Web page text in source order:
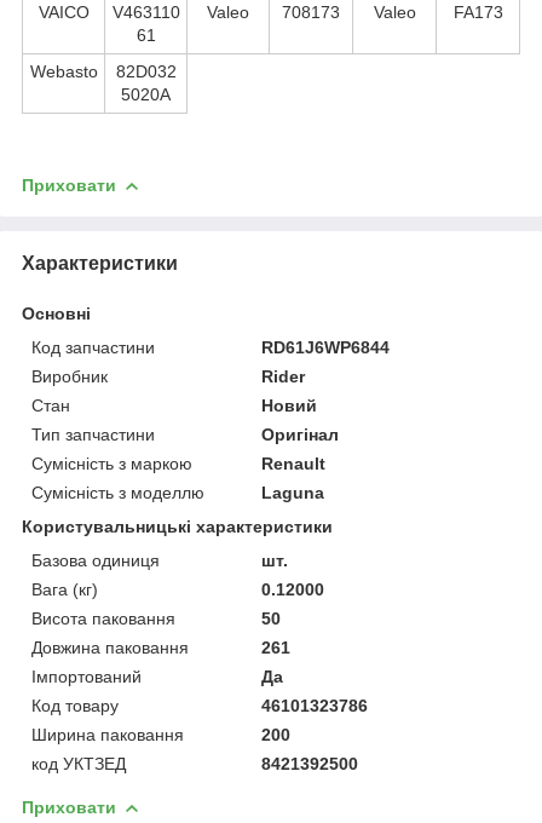
VAICO
V463110
61
Valeo 708173 Valeo FA173
Webasto
82D032
5020A
Приховати
Характеристики
Основні
Код запчастини
RD61J6WP6844
Виробник
Rider
Стан
Новий
Тип запчастини
Оригінал
Сумісність з маркою
Renault
Сумісність з моделлю
Laguna
Користувальницькі характеристики
Базова одиниця
шт.
Вага (кг)
0.12000
Висота паковання
50
Довжина паковання
261
Імпортований
Да
Код товару
46101323786
Ширина паковання
200
код УКТЗЕД
8421392500
Приховати